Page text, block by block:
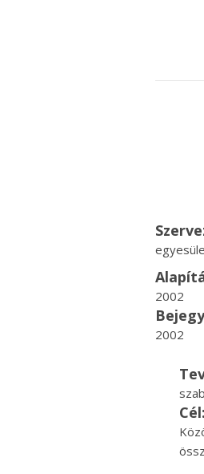
2002
2002
Cél: